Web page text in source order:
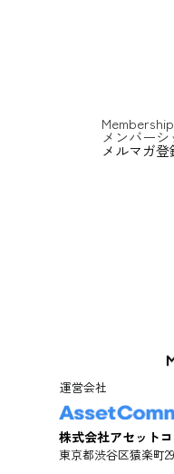
Membership
メンバーシ
メルマガ登
運営会社
株式会社アセット
東京都渋谷区猿楽町